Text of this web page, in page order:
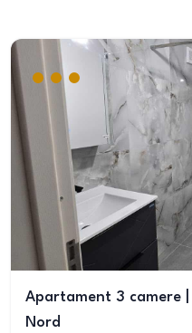
Apartament 3 camere
Nord